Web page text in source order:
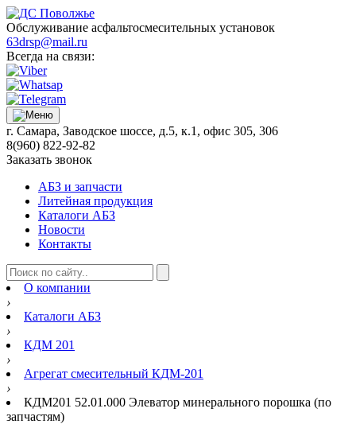
Обслуживание асфальтосмесительных установок
63drsp@mail.ru
Всегда на связи:
г. Самара, Заводское шоссе, д.5, к.1, офис 305, 306
8(960) 822-92-82
Заказать звонок
АБЗ и запчасти
Литейная продукция
Каталоги АБЗ
Новости
Контакты
О компании
›
Каталоги АБЗ
›
КДМ 201
›
Агрегат смесительный КДМ-201
›
КДМ201 52.01.000 Элеватор минерального порошка (по
запчастям)